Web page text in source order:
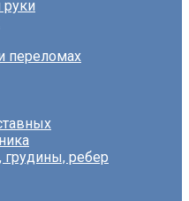
руки
переломах
ребер